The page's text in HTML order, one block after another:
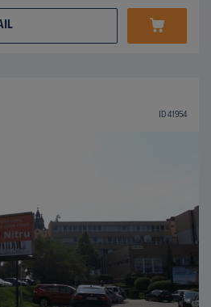
ID 41954